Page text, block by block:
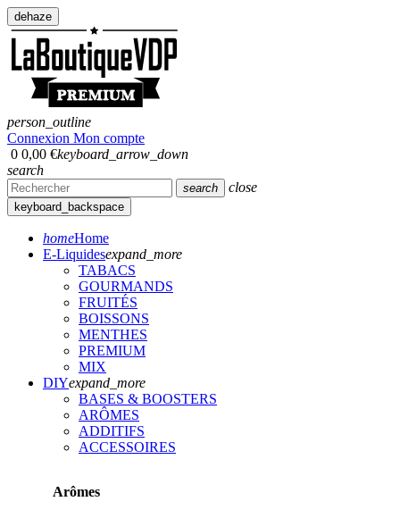
dehaze
person_outline
Connexion Mon compte
0 0,00 €keyboard_arrow_down
search
search close
keyboard_backspace
homeHome
E-Liquidesexpand_more
TABACS
GOURMANDS
FRUITÉS
BOISSONS
MENTHES
PREMIUM
MIX
DIYexpand_more
BASES & BOOSTERS
ARÔMES
ADDITIFS
ACCESSOIRES
Arômes